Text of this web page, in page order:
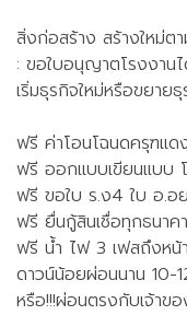
สิ่งก่อสร้าง สร้างใหม่ต
: ขอใบอนุญาตโรงงานไ
เริ่มธุรกิจใหม่หรือขยาย
ฟรี ค่าโอนโฉนดครุฑแด
ฟรี ออกแบบเขียนแบบ
ฟรี ขอใบ ร.ง4 ใบ อ.อย
ฟรี ยื่นกู้สินเชื่อทุกธนาค
ฟรี น้ำ ไฟ 3 เฟสถึงหน้
ดาวน์น้อยผ่อนนาน 10-
หรือ!!!ผ่อนตรงกับเจ้าข